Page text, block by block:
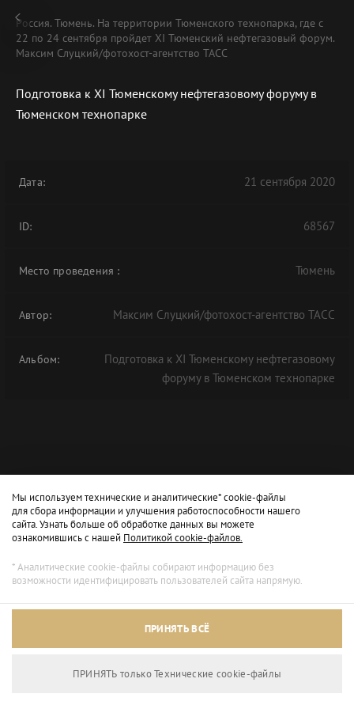
Россия. Тюмень. На территории Тюменского технопарка, где с
22 по 24 сентября пройдет XI Тюменский нефтегазовый форум.
Максим Слуцкий/фотохост-агентство ТАСС
Подготовка к XI Тюменскому нефтегазовому форуму в
Тюменском технопарке
Дата: 21 сентября 2020
ID: 68567
Место проведения : Тюмень
Автор: Максим Слуцкий/фотохост-агентство ТАСС
Альбом:
Подготовка к XI Тюменскому нефтегазовому
форуму в Тюменском технопарке
Мы используем технические и аналитические* cookie-файлы
для сбора информации и улучшения работоспособности нашего
сайта. Узнать больше об обработке данных вы можете
ознакомившись с нашей Политикой cookie-файлов.
* Аналитические cookie-файлы собирают информацию без
возможности идентифицировать пользователей сайта напрямую.
ПРИНЯТЬ ВСЁ
ПРИНЯТЬ только Технические сookie-файлы